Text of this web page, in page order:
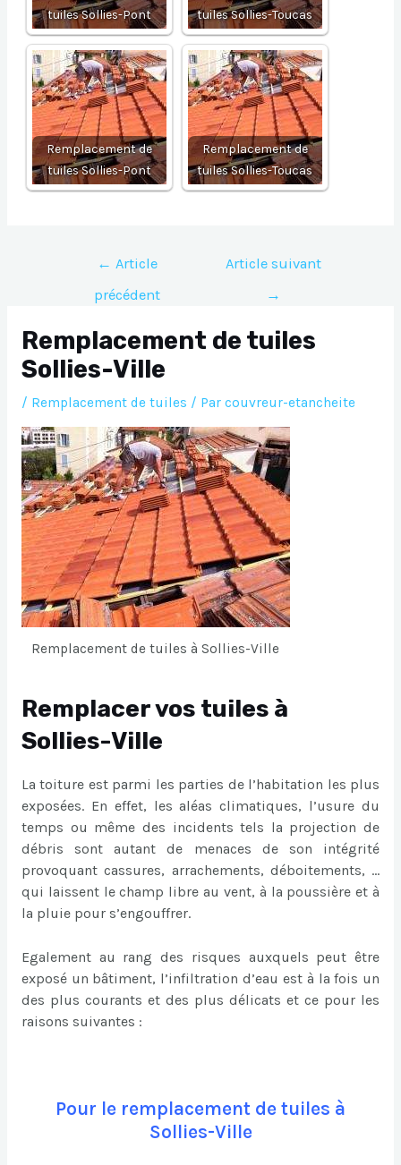
tuiles Sollies-Pont
tuiles Sollies-Toucas
Remplacement de
tuiles Sollies-Pont
Remplacement de
tuiles Sollies-Toucas
Navigation
l’article
← Article
précédent
Article suivant
→
Remplacement de tuiles
Sollies-Ville
/ Remplacement de tuiles / Par couvreur-etancheite
Remplacement de tuiles à Sollies-Ville
Remplacer vos tuiles à
Sollies-Ville
La toiture est parmi les parties de l’habitation les plus
exposées. En effet, les aléas climatiques, l’usure du
temps ou même des incidents tels la projection de
débris sont autant de menaces de son intégrité
provoquant cassures, arrachements, déboitements, …
qui laissent le champ libre au vent, à la poussière et à
la pluie pour s’engouffrer.
Egalement au rang des risques auxquels peut être
exposé un bâtiment, l’infiltration d’eau est à la fois un
des plus courants et des plus délicats et ce pour les
raisons suivantes :
Pour le remplacement de tuiles à
Sollies-Ville